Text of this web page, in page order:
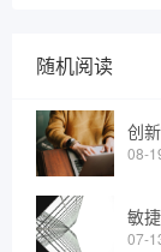
随机阅读
创
08-
敏
07-